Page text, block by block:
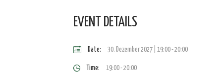
EVENT DETAILS
Date: 30. Dezember 2027 | 19:00-20:00
Time: 19:00 - 20:00